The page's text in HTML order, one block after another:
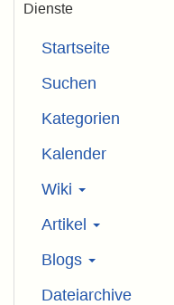
Dienste
Startseite
Suchen
Kategorien
Kalender
Wiki
Artikel
Blogs
Dateiarchive